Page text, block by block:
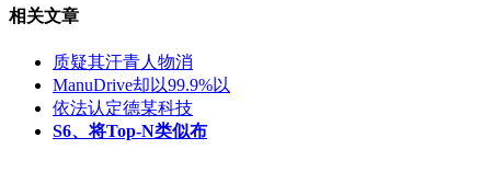
相关文章
质疑其汗青人物消
ManuDrive却以99.9%以
依法认定德某科技
S6、将Top‑N类似布